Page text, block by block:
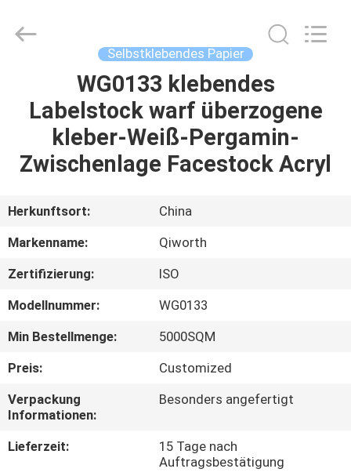
PRODUKTE
ÜBER
FABRIK-
AUSFLUG
QUALITÄTSKONTROLLE
TRETEN
CO,LTD.
Selbstklebendes Papier
WG0133 klebendes
Labelstock warf überzogene
kleber-Weiß-Pergamin-
Zwischenlage Facestock Acryl
Herkunftsort:
China
Markenname:
Qiworth
Zertifizierung:
ISO
Modellnummer:
WG0133
Min Bestellmenge:
5000SQM
Preis:
Customized
Verpackung
Informationen:
Besonders angefertigt
Lieferzeit:
15 Tage nach
Auftragsbestätigung